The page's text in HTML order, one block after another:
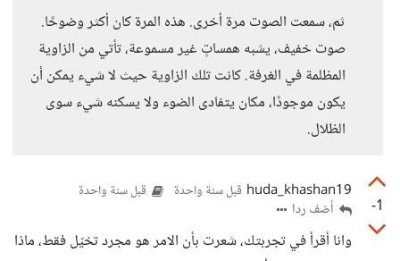
ثم، سمعت الصوت مرة أخرى. هذه المرة كان أكثر وضوحًا.
صوت خفيف، يشبه همساتٍ غير مسموعة، تأتي من الزاوية
المظلمة في الغرفة. كانت تلك الزاوية حيث لا شيء يمكن أن
يكون موجودًا، مكان يتفادى الضوء ولا يسكنه شيء سوى
الظلال.
-1
huda_khashan19 قبل سنة واحدة قبل سنة واحدة
أضف ردا
وانا أقرأ في تجربتك، شعرت بأن الامر هو مجرد تخيّل فقط، ماذا